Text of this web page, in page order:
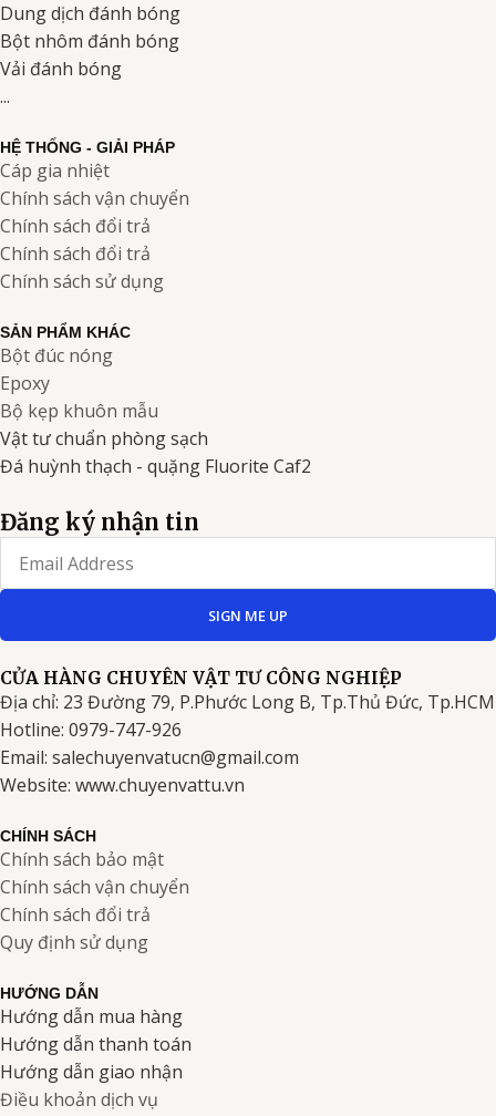
Dung dịch đánh bóng
Bột nhôm đánh bóng
Vải đánh bóng
...
HỆ THỐNG - GIẢI PHÁP
Cáp gia nhiệt
Chính sách vận chuyển
Chính sách đổi trả
Chính sách đổi trả
Chính sách sử dụng
SẢN PHẨM KHÁC
Bột đúc nóng
Epoxy
Bộ kẹp khuôn mẫu
Vật tư chuẩn phòng sạch
Đá huỳnh thạch - quặng Fluorite Caf2
Đăng ký nhận tin
SIGN ME UP
CỬA HÀNG CHUYÊN VẬT TƯ CÔNG NGHIỆP
Địa chỉ: 23 Đường 79, P.Phước Long B, Tp.Thủ Đức, Tp.HCM
Hotline: 0979-747-926
Email: salechuyenvatucn@gmail.com
Website: www.chuyenvattu.vn
CHÍNH SÁCH
Chính sách bảo mật
Chính sách vận chuyển
Chính sách đổi trả
Quy định sử dụng
HƯỚNG DẪN
Hướng dẫn mua hàng
Hướng dẫn thanh toán
Hướng dẫn giao nhận
Điều khoản dịch vụ